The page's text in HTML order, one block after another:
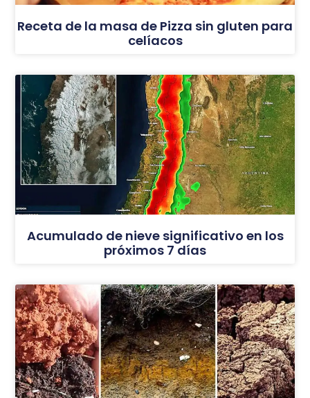
Receta de la masa de Pizza sin gluten para
celíacos
Acumulado de nieve significativo en los
próximos 7 días